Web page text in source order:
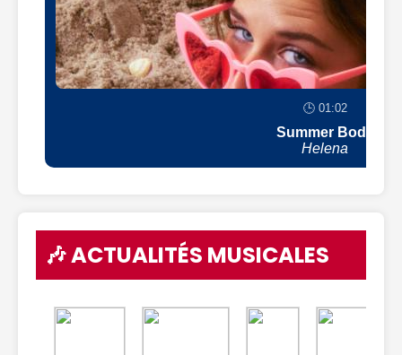
🕒 01:02
Summer Body
Helena
🎶 ACTUALITÉS MUSICALES